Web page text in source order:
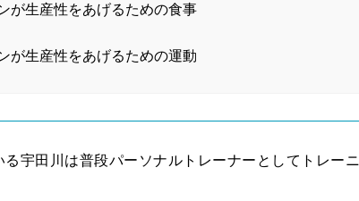
が生産性をあげるための食事
が生産性をあげるための運動
る宇田川は普段パーソナルトレーナーとしてトレー